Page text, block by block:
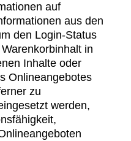
auf
aus den
den Login-Status
in
Inhalte oder
Onlineangebotes
zu
werden,